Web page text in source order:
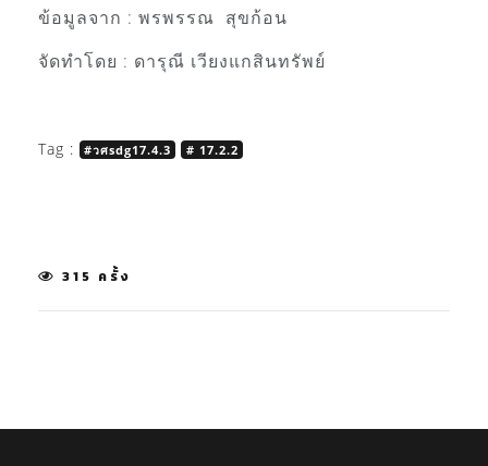
ข้อมูลจาก : พรพรรณ สุขก้อน
จัดทำโดย : ดารุณี เวียงแกสินทรัพย์
Tag : #วศsdg17.4.3 # 17.2.2
315 ครั้ง